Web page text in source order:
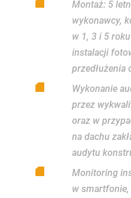
Montaż: 5
wykonawcy,
w 1, 3 i 5
instalacji
przedłużenia
Wykonanie
przez
oraz w
na dachu
audytu
Monitoring
w